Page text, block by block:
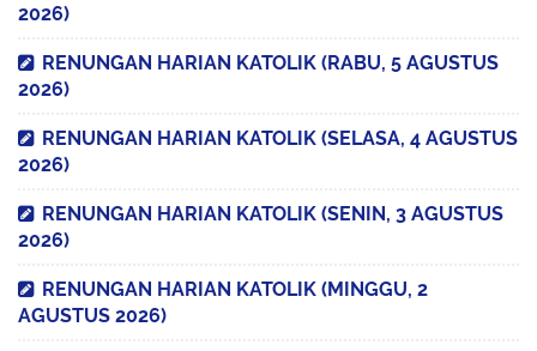
2026)
RENUNGAN HARIAN KATOLIK (RABU, 5 AGUSTUS
2026)
RENUNGAN HARIAN KATOLIK (SELASA, 4 AGUSTUS
2026)
RENUNGAN HARIAN KATOLIK (SENIN, 3 AGUSTUS
2026)
RENUNGAN HARIAN KATOLIK (MINGGU, 2
AGUSTUS 2026)